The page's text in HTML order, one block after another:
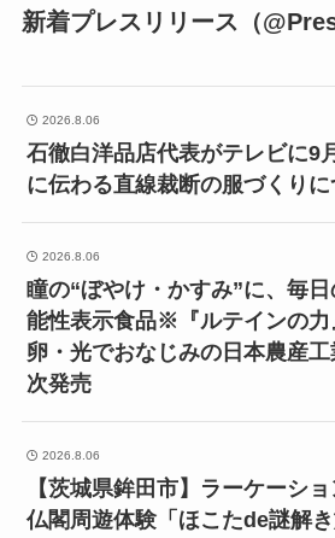
新着プレスリリース（
2026.8.06
石徹白洋品店代表がテレビに
に伝わる直線裁断の服づくり
2026.8.06
瞳の“ぼやけ・かすみ”に、毎
能性表示食品※『ルテインの力
卵・光でおなじみの日本農産
次発売
2026.8.06
【茨城県鉾田市】ラーケーシ
仏閣周遊体験「ほこたde謎解